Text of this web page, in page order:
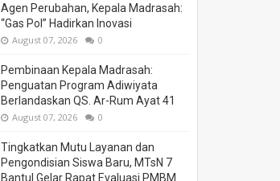
Agen Perubahan, Kepala Madrasah:
“Gas Pol” Hadirkan Inovasi
August 07, 2026 0
Pembinaan Kepala Madrasah:
Penguatan Program Adiwiyata
Berlandaskan QS. Ar-Rum Ayat 41
August 07, 2026 0
Tingkatkan Mutu Layanan dan
Pengondisian Siswa Baru, MTsN 7
Bantul Gelar Rapat Evaluasi PMBM